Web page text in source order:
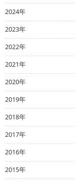
2024年
2023年
2022年
2021年
2020年
2019年
2018年
2017年
2016年
2015年